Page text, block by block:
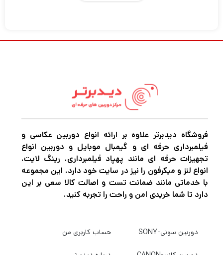
نسبت به نسل قبلی خود که بر تولید محتوا
بالا در فرمی فشرده و طراحی شده برای ولاگرها
های آزمایش شده و واقعی مانند FX30 و a6700
هماهنگ می کند. حالت های عکاسی خلاقانه
داخلی، یک میکروفون جهت دار 3 کپسولی، و یک
صفحه نمایش لمسی LCD مفصلی 3 اینچی با
پشتیبانی از جهت گیری عمودی و نور یکپارچه
یکپارچه، یک دستگاه vlogging چند منظوره
ZV-E10 II شامل سیستم فوکوس خودکار
فروشگاه دیدبرتر علاوه بر ارائه انواع دوربین عکاسی و
فیلمبرداری حرفه ای و گیمبال موبایل و دوربین انواع
تجهیزات حرفه ای مانند پهپاد فیلمبرداری، رینگ لایت،
انواع لنز و میکرفون را نیز در سایت خود دارد. این مجموعه
با خدماتی مانند ضمانت تست و اصالت کالا سعی بر این
دارد تا شما خریدی امن و راحت را تجربه کنید.
دوربین سونی-SONY حساب کاربری من